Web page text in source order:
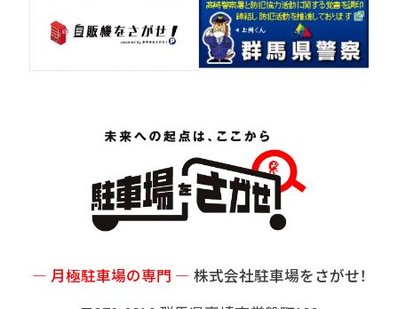
― 月極駐車場の専門 ― 株式会社駐車場をさがせ！